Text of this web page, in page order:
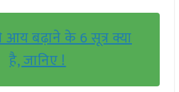
आय बढ़ाने के 6 सूत्र क्या
है, जानिए !